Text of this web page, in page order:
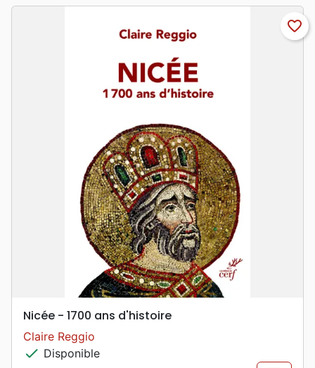
favorite_border
Nicée - 1700 ans d'histoire
Claire Reggio
check Disponible